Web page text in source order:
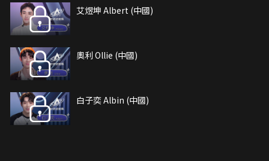
艾煜坤 Albert (中國)
奧利 Ollie (中國)
白子奕 Albin (中國)